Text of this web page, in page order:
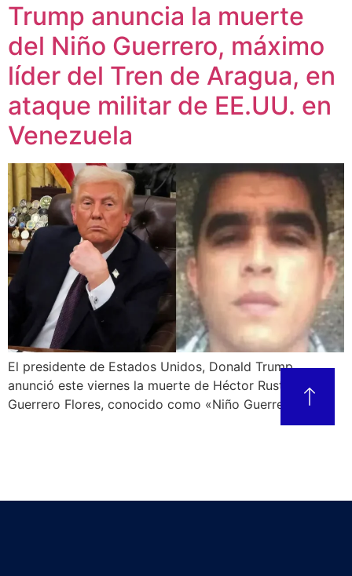
Trump anuncia la muerte
del Niño Guerrero, máximo
líder del Tren de Aragua, en
ataque militar de EE.UU. en
Venezuela
El presidente de Estados Unidos, Donald Trump,
anunció este viernes la muerte de Héctor Rusthenford
Guerrero Flores, conocido como «Niño Guerrero»,